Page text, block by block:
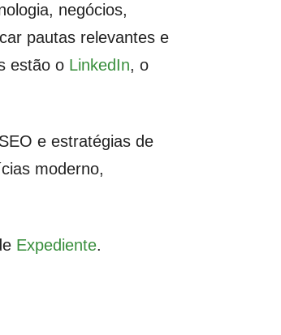
negócios,
pautas relevantes e
estão o LinkedIn, o
e estratégias de
moderno,
Expediente.